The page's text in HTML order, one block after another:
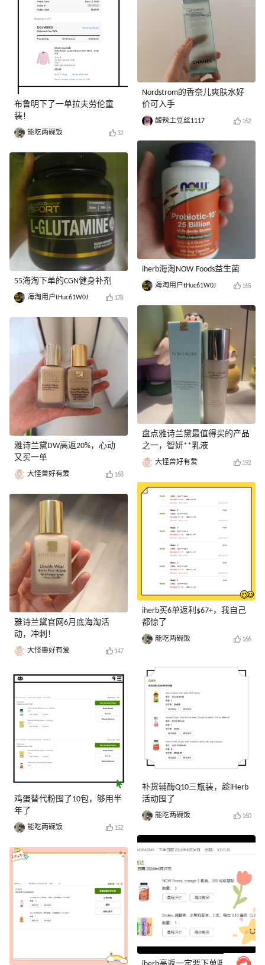
布鲁明下了一单拉夫劳伦童
装！
能吃两碗饭 32
55海淘下单的CGN健身补剂
海淘用户tHuc61W0J 178
雅诗兰黛DW高返20%，心动
又买一单
大怪兽好有爱 168
雅诗兰黛官网6月底海淘活
动，冲刺！
大怪兽好有爱 147
鸡蛋替代粉囤了10包，够用半
年了
能吃两碗饭 152
Nordstrom的香奈儿爽肤水好
价可入手
酸辣土豆丝1117 162
iherb海淘NOW Foods益生菌
海淘用户tHuc61W0J 165
盘点雅诗兰黛最值得买的产品
之一，智妍**乳液
大怪兽好有爱 192
iherb买6单返利$67+，我自己
都惊了
能吃两碗饭 166
补货辅酶Q10三瓶装，趁iHerb
活动囤了
能吃两碗饭 160